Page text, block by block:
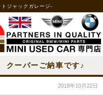
ジャックガレージ-
ーパーご納車です♪
2018年10月22日